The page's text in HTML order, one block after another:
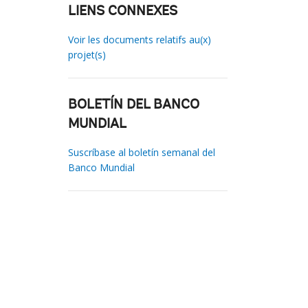
LIENS CONNEXES
Voir les documents relatifs au(x)
projet(s)
BOLETÍN DEL BANCO
MUNDIAL
Suscríbase al boletín semanal del
Banco Mundial